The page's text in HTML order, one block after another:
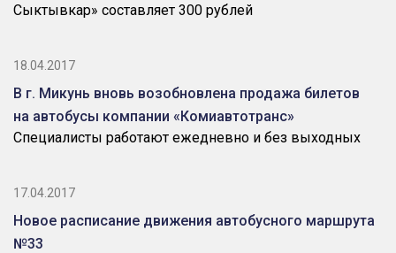
Сыктывкар» составляет 300 рублей
18.04.2017
В г. Микунь вновь возобновлена продажа билетов
на автобусы компании «Комиавтотранс»
Специалисты работают ежедневно и без выходных
17.04.2017
Новое расписание движения автобусного маршрута
№33